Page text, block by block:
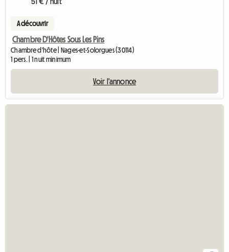
A découvrir
Chambre D'Hôtes Sous Les Pins
Chambre d'hôte | Nages-et-Solorgues (30114)
1 pers. | 1 nuit minimum
Voir l'annonce